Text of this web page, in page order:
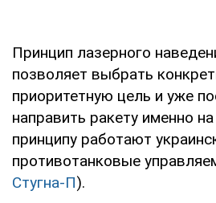
Принцип лазерного
позволяет выбрать
приоритетную цель и уже
направить ракету именно
принципу работают
противотанковые
Стугна-П).